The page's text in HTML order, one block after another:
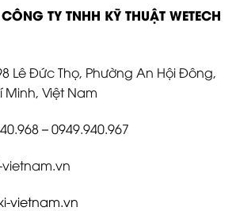
CÔNG TY TNHH KỸ THUẬT WETECH
Lê Đức Thọ, Phường An Hội Đông,
Minh, Việt Nam
– 0949.940.967
vietnam.vn
vietnam.vn